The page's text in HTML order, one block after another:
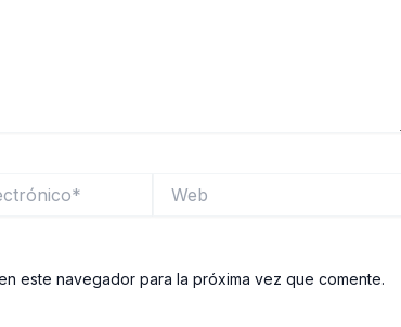
este navegador para la próxima vez que comente.